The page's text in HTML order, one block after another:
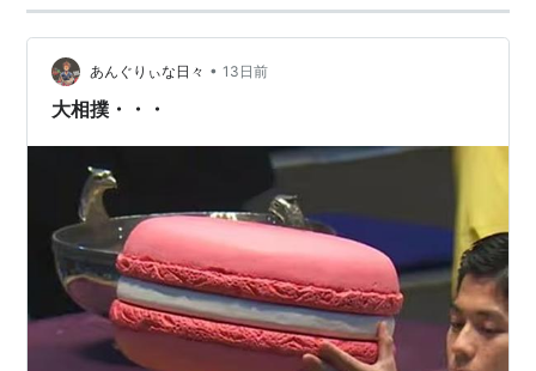
あんぐりぃな日々 • 13日前
大相撲・・・